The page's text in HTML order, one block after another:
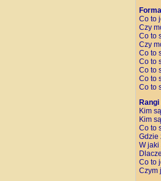
Co to
Czy
Co to
Czy
Co to
Co to
Co to
Co to
Co to
Kim
Kim
Co to
Gdzie
W jaki
Co to
Czym